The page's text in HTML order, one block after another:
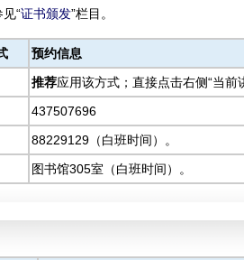
见“证书颁发”栏目。
预约信息
推荐应用该方式；直接点击右侧“当前
437507696
88229129（白班时间）。
图书馆305室（白班时间）。